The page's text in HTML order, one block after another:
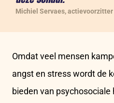
Michiel Servaes,
Omdat veel mensen
angst en stress wordt de
bieden van